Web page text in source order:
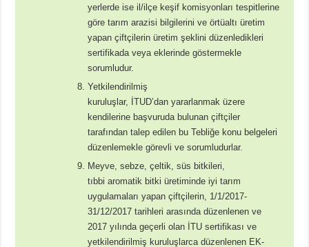
yerlerde ise il/ilçe keşif komisyonları tespitlerine
göre tarım arazisi bilgilerini ve örtüaltı üretim
yapan çiftçilerin üretim şeklini düzenledikleri
sertifikada veya eklerinde göstermekle
sorumludur.
Yetkilendirilmiş
kuruluşlar, İTUD’dan yararlanmak üzere
kendilerine başvuruda bulunan çiftçiler
tarafından talep edilen bu Tebliğe konu belgeleri
düzenlemekle görevli ve sorumludurlar.
Meyve, sebze, çeltik, süs bitkileri,
tıbbi aromatik bitki üretiminde iyi tarım
uygulamaları yapan çiftçilerin, 1/1/2017-
31/12/2017 tarihleri arasında düzenlenen ve
2017 yılında geçerli olan İTU sertifikası ve
yetkilendirilmiş kuruluşlarca düzenlenen EK-